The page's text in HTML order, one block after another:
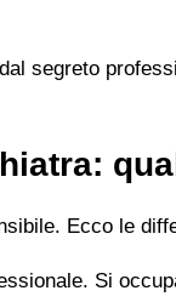
segreto
Ecco le
Si